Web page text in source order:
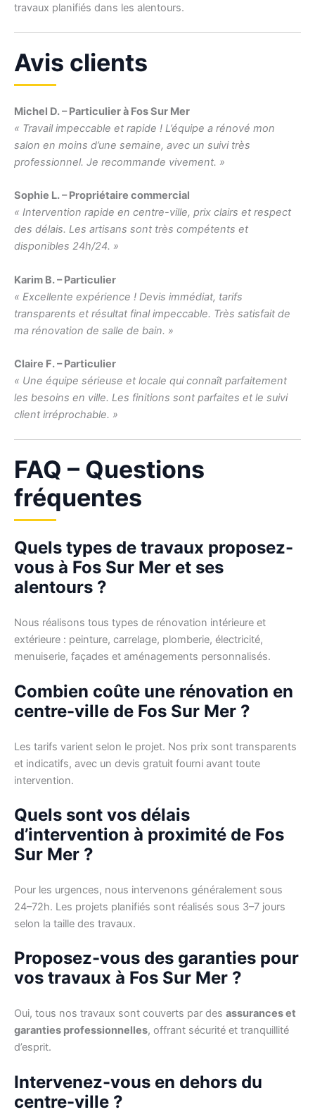
travaux planifiés dans les alentours.
Avis clients
Michel D. – Particulier à Fos Sur Mer
« Travail impeccable et rapide ! L’équipe a rénové mon
salon en moins d’une semaine, avec un suivi très
professionnel. Je recommande vivement. »
Sophie L. – Propriétaire commercial
« Intervention rapide en centre-ville, prix clairs et respect
des délais. Les artisans sont très compétents et
disponibles 24h/24. »
Karim B. – Particulier
« Excellente expérience ! Devis immédiat, tarifs
transparents et résultat final impeccable. Très satisfait de
ma rénovation de salle de bain. »
Claire F. – Particulier
« Une équipe sérieuse et locale qui connaît parfaitement
les besoins en ville. Les finitions sont parfaites et le suivi
client irréprochable. »
FAQ – Questions
fréquentes
Quels types de travaux proposez-
vous à Fos Sur Mer et ses
alentours ?
Nous réalisons tous types de rénovation intérieure et
extérieure : peinture, carrelage, plomberie, électricité,
menuiserie, façades et aménagements personnalisés.
Combien coûte une rénovation en
centre-ville de Fos Sur Mer ?
Les tarifs varient selon le projet. Nos prix sont transparents
et indicatifs, avec un devis gratuit fourni avant toute
intervention.
Quels sont vos délais
d’intervention à proximité de Fos
Sur Mer ?
Pour les urgences, nous intervenons généralement sous
24–72h. Les projets planifiés sont réalisés sous 3–7 jours
selon la taille des travaux.
Proposez-vous des garanties pour
vos travaux à Fos Sur Mer ?
Oui, tous nos travaux sont couverts par des assurances et
garanties professionnelles, offrant sécurité et tranquillité
d’esprit.
Intervenez-vous en dehors du
centre-ville ?